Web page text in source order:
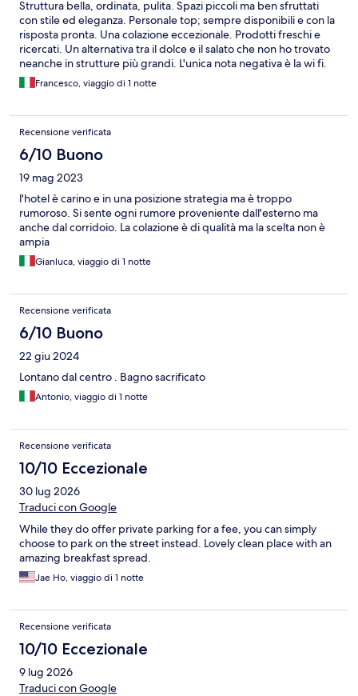
Struttura bella, ordinata, pulita. Spazi piccoli ma ben sfruttati
con stile ed eleganza. Personale top; sempre disponibili e con la
risposta pronta. Una colazione eccezionale. Prodotti freschi e
ricercati. Un alternativa tra il dolce e il salato che non ho trovato
neanche in strutture più grandi. L'unica nota negativa è la wi fi.
Purtroppo la ricezione la trovi solo nella hall, mentre nelle
camere è molto debole. Grazie, ritornerò volentieri.
Francesco, viaggio di 1 notte
Recensione verificata
6/10 Buono
19 mag 2023
l'hotel è carino e in una posizione strategia ma è troppo
rumoroso. Si sente ogni rumore proveniente dall'esterno ma
anche dal corridoio. La colazione è di qualità ma la scelta non è
ampia
Gianluca, viaggio di 1 notte
Recensione verificata
6/10 Buono
22 giu 2024
Lontano dal centro . Bagno sacrificato
Antonio, viaggio di 1 notte
Recensione verificata
10/10 Eccezionale
30 lug 2026
Traduci con Google
While they do offer private parking for a fee, you can simply
choose to park on the street instead. Lovely clean place with an
amazing breakfast spread.
Jae Ho, viaggio di 1 notte
Recensione verificata
10/10 Eccezionale
9 lug 2026
Traduci con Google